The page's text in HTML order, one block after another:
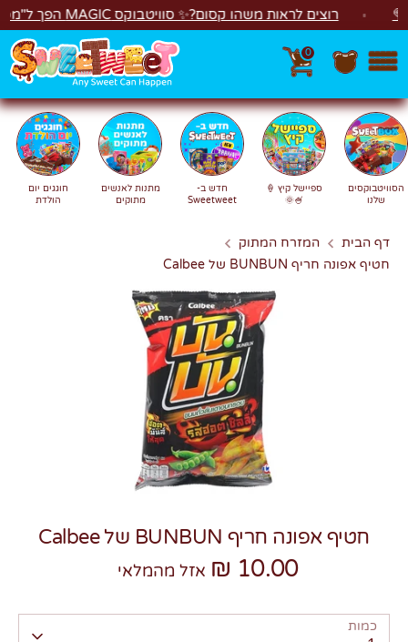
דלג רוצים לראות משהו קסום?✨ סוויטבוקס MAGIC הפך ל"מכונת משחקים"! 🎁🕹️
0
חפשחיפוש
צרו קשר
הסוויטבוקסים
שלנו
ספיישל קיץ 🍦
🍧🌞
חדש ב-
Sweetweet
מתנות לאנשים
מתוקים
חוגגים יום
הולדת
דף הבית
המזרח המתוק
חטיף אפונה חריף BUNBUN של Calbee
חטיף אפונה חריף BUNBUN של Calbee
10.00 ₪ אזל מהמלאי
כמות